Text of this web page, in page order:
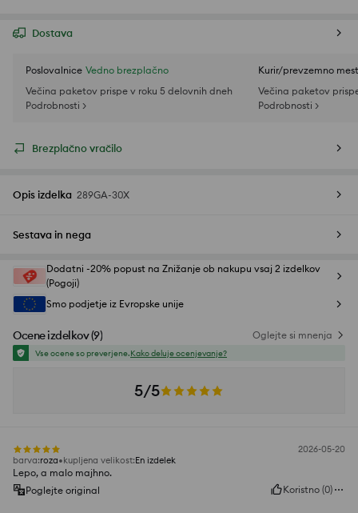
Dostava
Poslovalnice Vedno brezplačno
Večina paketov prispe v roku 5 delovnih dneh
Podrobnosti >
Kurir/prevzemno
Večina paketov
Podrobnosti >
Brezplačno vračilo
Opis izdelka 289GA-30X
Sestava in nega
Dodatni -20% popust na Znižanje ob nakupu vsaj 2 izdelkov
(Pogoji)
Smo podjetje iz Evropske unije
Ocene izdelkov(9) Oglejte si mnenja
Vse ocene so preverjene.Kako deluje ocenjevanje?
5/5
2026-05-20
barva:roza kupljena velikost:En izdelek
Lepo, a malo majhno.
Poglejte original
Koristno (0)